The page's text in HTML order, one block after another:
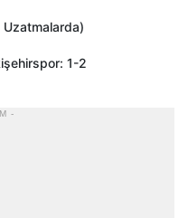
Uzatmalarda)
1-2
-